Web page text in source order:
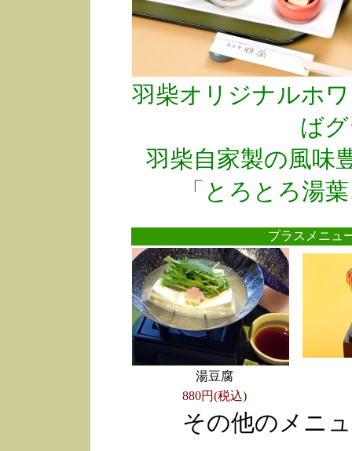
羽柴オリジナルホ
ば
羽柴自家製の風味
「とろとろ湯
プラスメニ
湯豆腐
880円(税込)
その他のメニ